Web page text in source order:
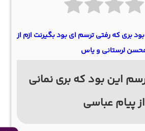
بری که رفتی ترسم ای بود بگیرنت ازم از
لرستانی و یاس
این بود که بری نمانی
از پیام عباسی